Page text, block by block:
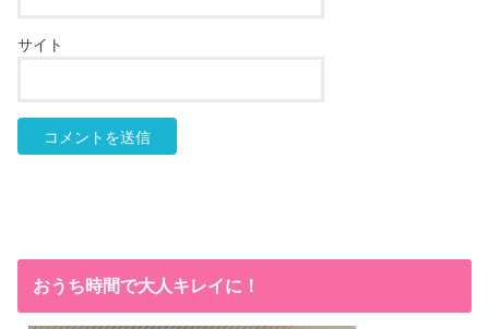
サイト
おうち時間で大人キレイに！